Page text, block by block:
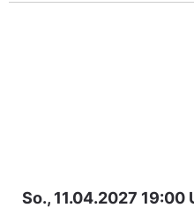
So., 11.04.2027 19:00